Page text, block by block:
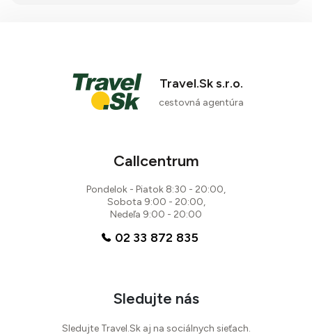
Travel.Sk s.r.o.
cestovná agentúra
Callcentrum
Pondelok - Piatok 8:30 - 20:00,
Sobota 9:00 - 20:00,
Nedeľa 9:00 - 20:00
02 33 872 835
Sledujte nás
Sledujte Travel.Sk aj na sociálnych sieťach.